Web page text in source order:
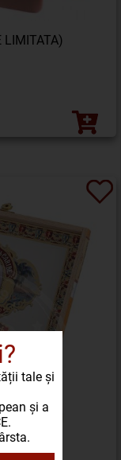
tale și
și a
LIMITATA)